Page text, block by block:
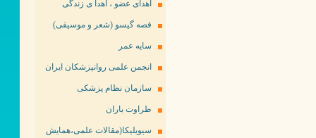
اهدای عضو ، اهدا ی زندگی
قصه گیسو (شعر و موسیقی)
سایه عمر
انجمن علمی روانپزشکان ایران
سازمان نظام پزشکی
طراوت باران
سیویلیکا(مقالات علمی،همایش